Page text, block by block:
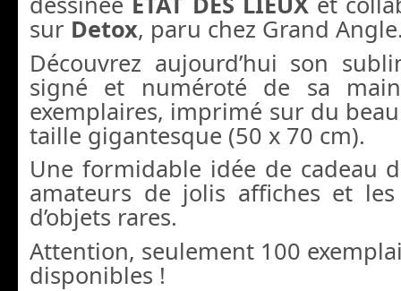
sur Detox, paru chez Grand
Découvrez aujourd’hui son
signé et numéroté de sa
exemplaires, imprimé sur du beau
taille gigantesque (50 x 70 cm).
Une formidable idée de cadeau
amateurs de jolis affiches et les
d’objets rares.
Attention, seulement 100
disponibles !